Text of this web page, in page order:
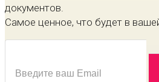
документов.
Самое ценное, что будет в